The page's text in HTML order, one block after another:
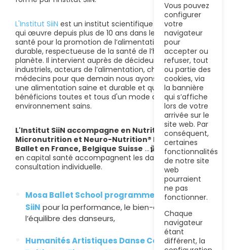
L'Institut SiiN est un institut scientifique indépendant
qui œuvre depuis plus de 10 ans dans le domaine de la
santé pour la promotion de l’alimentation santé
durable, respectueuse de la santé de l’homme et de la
planète. Il intervient auprès de décideurs politiques,
industriels, acteurs de l’alimentation, chercheurs et
médecins pour que demain nous ayons tous accès à
une alimentation saine et durable et que nous
bénéficions toutes et tous d'un mode de vie et d'un
environnement sains.
L'Institut SiiN accompagne en Nutrition
Micronutrition et Neuro-Nutrition® les écoles de
Ballet en France, Belgique Suisse ...🩰 Les conseillers
en capital santé accompagnent les danseurs en
consultation individuelle.
Mosa Ballet School programme Self-Care by
SiiN pour la performance, le bien-être et
l’équilibre des danseurs,
Humanités Artistiques Danse Conservatoire
Vous pouvez
configurer
votre
navigateur
pour
accepter ou
refuser, tout
ou partie des
cookies, via
la bannière
qui s’affiche
lors de votre
arrivée sur le
site web. Par
conséquent,
certaines
fonctionnalités
de notre site
web
pourraient
ne pas
fonctionner.
Chaque
navigateur
étant
différent, la